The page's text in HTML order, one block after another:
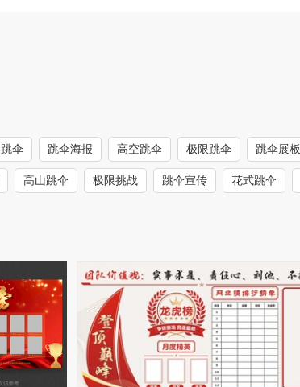
跳伞 跳伞海报 高空跳伞 极限跳伞 跳伞展板
高山跳伞 极限挑战 跳伞宣传 花式跳伞